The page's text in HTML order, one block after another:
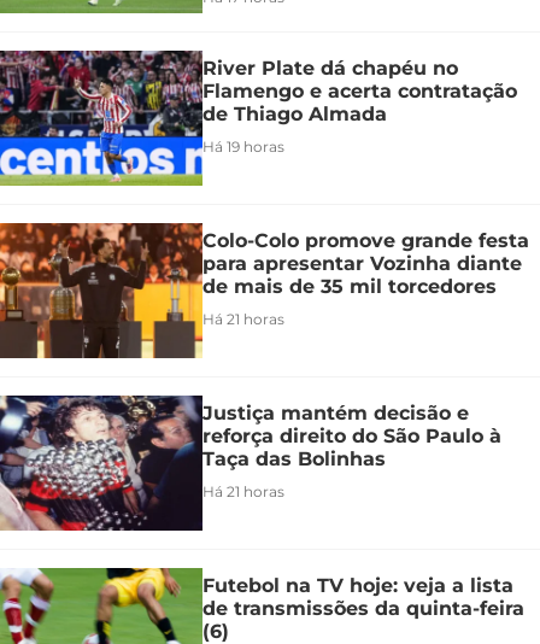
River Plate dá chapéu no
Flamengo e acerta contratação
de Thiago Almada
Há 19 horas
Colo-Colo promove grande festa
para apresentar Vozinha diante
de mais de 35 mil torcedores
Há 21 horas
Justiça mantém decisão e
reforça direito do São Paulo à
Taça das Bolinhas
Há 21 horas
Futebol na TV hoje: veja a lista
de transmissões da quinta-feira
(6)